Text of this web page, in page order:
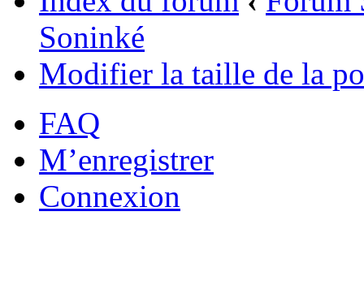
Soninké
Modifier la taille de la
FAQ
M’enregistrer
Connexion